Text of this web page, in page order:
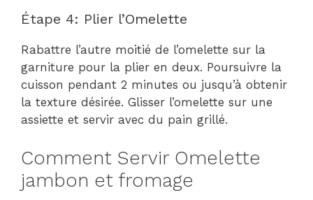
Étape 4: Plier l’Omelette
Rabattre l’autre moitié de l’omelette sur la
garniture pour la plier en deux. Poursuivre la
cuisson pendant 2 minutes ou jusqu’à obtenir
la texture désirée. Glisser l’omelette sur une
assiette et servir avec du pain grillé.
Comment Servir Omelette
jambon et fromage